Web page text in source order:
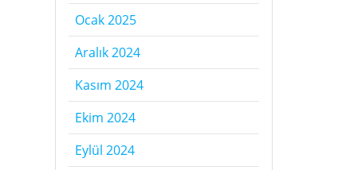
Ocak 2025
Aralık 2024
Kasım 2024
Ekim 2024
Eylül 2024